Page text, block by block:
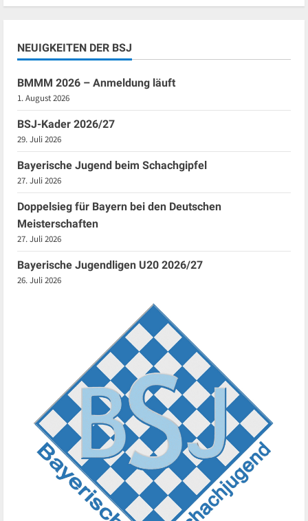
NEUIGKEITEN DER BSJ
BMMM 2026 – Anmeldung läuft
1. August 2026
BSJ-Kader 2026/27
29. Juli 2026
Bayerische Jugend beim Schachgipfel
27. Juli 2026
Doppelsieg für Bayern bei den Deutschen
Meisterschaften
27. Juli 2026
Bayerische Jugendligen U20 2026/27
26. Juli 2026